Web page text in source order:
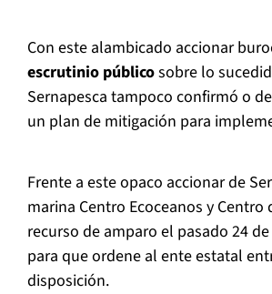
Con este alambicado accionar
escrutinio públicosobre lo
Sernapesca tampoco confirmó o
un plan de mitigación para
Frente a este opaco accionar de
marina Centro Ecoceanos y
recurso de amparo el pasado 24
para que ordene al ente estatal
disposición.